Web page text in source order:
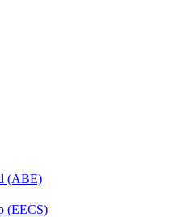
(ABE)
(EECS)